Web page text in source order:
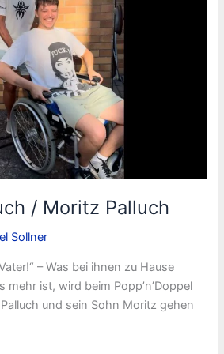
/ Moritz Palluch
Sollner
– Was bei ihnen zu Hause
mehr ist, wird beim Popp’n’Doppel
und sein Sohn Moritz gehen